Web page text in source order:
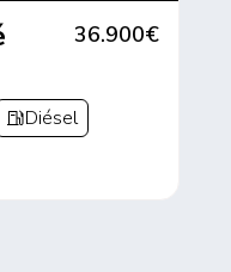
36.900€
Diésel